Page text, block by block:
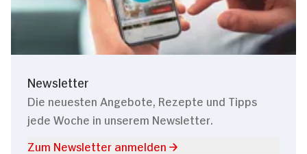
Newsletter
Die neuesten Angebote, Rezepte und Tipps
jede Woche in unserem Newsletter.
Zum Newsletter anmelden